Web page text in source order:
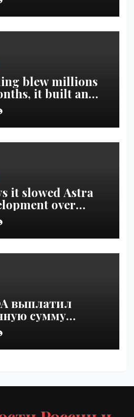
blew millions
it built an
tool |
it slowed Astra
over
| VseTime.ru
выплатил
сумму
Инфантино |